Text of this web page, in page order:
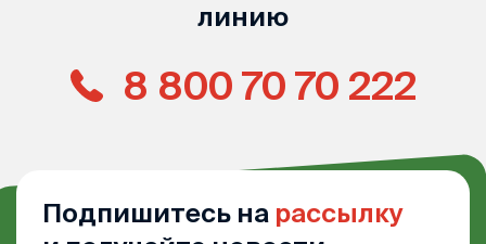
линию
8 800 70 70 222
Подпишитесь на рассылку